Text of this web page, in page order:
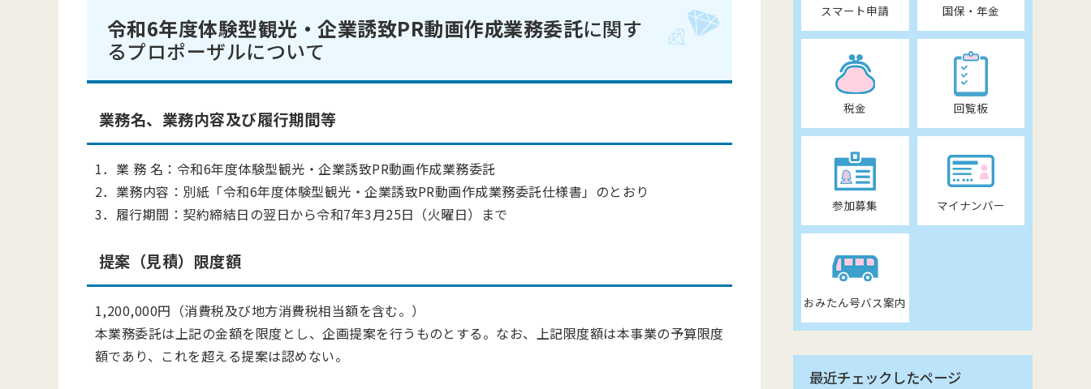
令和6年度体験型観光・企業誘致PR動画作成業務委託に関す
るプロポーザルについて
業務名、業務内容及び履行期間等
1．業 務 名： 令和6年度体験型観光・企業誘致PR動画作成業務委託
2．業務内容：別紙「令和6年度体験型観光・企業誘致PR動画作成業務委託仕様書」 のとおり
3．履行期間： 契約締結日の翌日から令和7年3月25日（火曜日）まで
提案（見積）限度額
1,200,000円（消費税及び地方消費税相当額を含む。）
本業務委託は上記の金額を限度とし、企画提案を行うものとする。なお、上記限度額は本事業の予算限度
額であり、これを超える提案は認めない。
スマート申請 国保・年金
税金 回覧板
参加募集 マイナンバー
おみたん号バス案内
最近チェックしたページ